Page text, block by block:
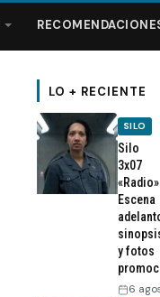
LO + RECIENTE
SILO
Silo
3x07
Escena
y fotos
6